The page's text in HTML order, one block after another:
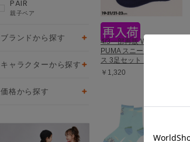
4/3一部再販 WEB限定
PUMA スニーカーソック
ス 3足セット 1090
￥1,320
PAIR
親子ペア
ブランドから探す
キャラクターから探す
価格から探す